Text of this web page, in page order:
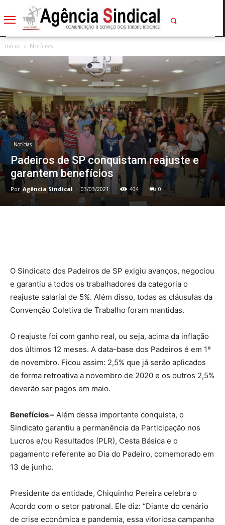
Início Notícias
Notícias
Padeiros de SP conquistam reajuste e
garantem benefícios
Por Agência Sindical - 03/03/2021 404 0
O Sindicato dos Padeiros de SP exigiu avanços, negociou
e garantiu a todos os trabalhadores da categoria o
reajuste salarial de 5%. Além disso, todas as cláusulas da
Convenção Coletiva de Trabalho foram mantidas.
O reajuste foi com ganho real, ou seja, acima da inflação
dos últimos 12 meses. A data-base dos Padeiros é em 1º
de novembro. Ficou assim: 2,5% que já serão aplicados
de forma retroativa a novembro de 2020 e os outros 2,5%
deverão ser pagos em maio.
Benefícios – Além dessa importante conquista, o
Sindicato garantiu a permanência da Participação nos
Lucros e/ou Resultados (PLR), Cesta Básica e o
pagamento referente ao Dia do Padeiro, comemorado em
13 de junho.
Presidente da entidade, Chiquinho Pereira celebra o
Acordo com o setor patronal. Ele diz: “Diante do cenário
de crise econômica e pandemia, essa vitoriosa campanha